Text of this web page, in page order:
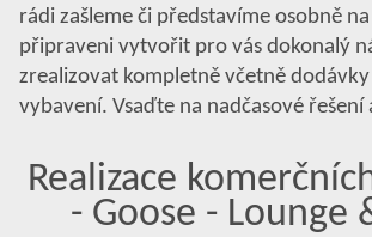
rádi zašleme či představíme osobně
připraveni vytvořit pro vás dokonalý
zrealizovat kompletně včetně
vybavení. Vsaďte na nadčasové
Realizace
- Goose - Lounge